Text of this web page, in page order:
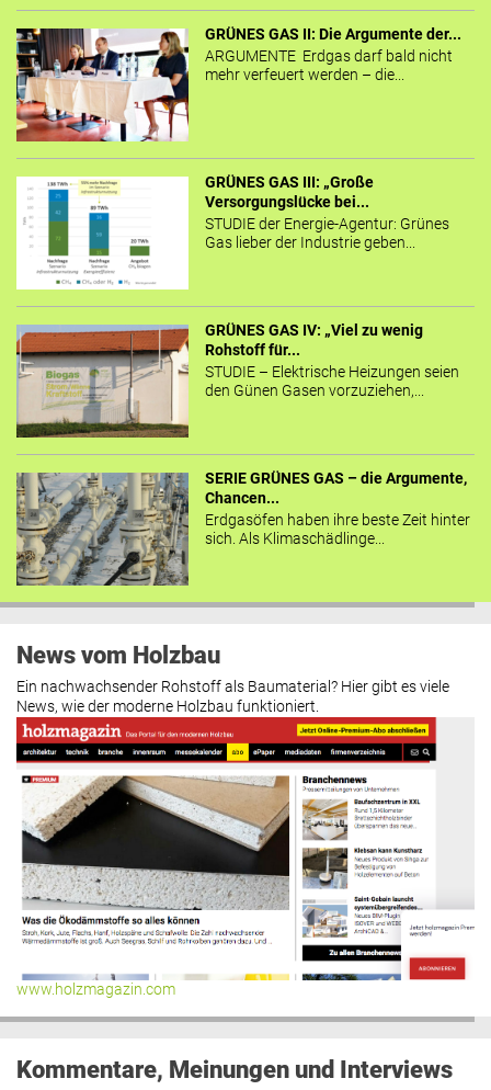
GRÜNES GAS II: Die Argumente der...
ARGUMENTE Erdgas darf bald nicht
mehr verfeuert werden – die...
GRÜNES GAS III: „Große
Versorgungslücke bei...
STUDIE der Energie-Agentur: Grünes
Gas lieber der Industrie geben...
GRÜNES GAS IV: „Viel zu wenig
Rohstoff für...
STUDIE – Elektrische Heizungen seien
den Günen Gasen vorzuziehen,...
SERIE GRÜNES GAS – die Argumente,
Chancen...
Erdgasöfen haben ihre beste Zeit hinter
sich. Als Klimaschädlinge...
News vom Holzbau
Ein nachwachsender Rohstoff als Baumaterial? Hier gibt es viele
News, wie der moderne Holzbau funktioniert.
www.holzmagazin.com
Kommentare, Meinungen und Interviews